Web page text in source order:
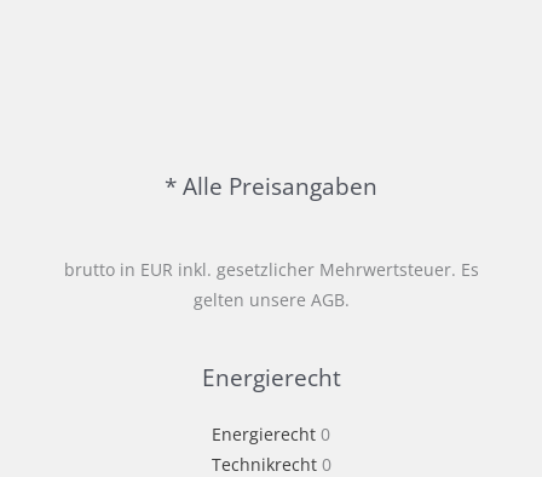
* Alle Preisangaben
brutto in EUR inkl. gesetzlicher Mehrwertsteuer. Es
gelten unsere AGB.
Energierecht
Energierecht 0
Technikrecht0